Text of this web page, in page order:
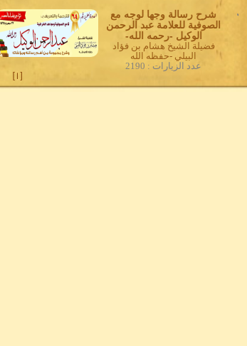
شرح رسالة وجها لوجه مع
الصوفية للعلامة عبد الرحمن
الوكيل -رحمه الله-
0
فضيلة الشيخ هشام بن فؤاد
البيلي -حفظه الله
عدد الزيارات : 2190
[
]